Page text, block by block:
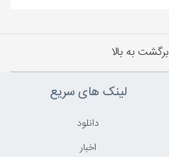
برگشت به بالا
لینک های سریع
دانلود
اخبار